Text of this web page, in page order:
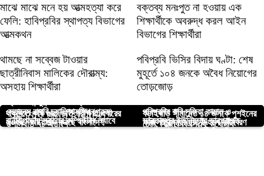
মাঝে মাঝে মনে হয় আত্মহত্যা করে
ফেলি: হাবিপ্রবির স্থাপত্য বিভাগের
আত্মকথন
বক্তব্য মনঃপুত না হওয়ায় এক
শিক্ষার্থীকে অবরুদ্ধ করল আইন
বিভাগের শিক্ষার্থীরা
থামছে না সব্বেজ টাওয়ার
ছাত্রীনিবাস মালিকের দৌরাত্ম্য:
অসহায় শিক্ষার্থীরা
পবিপ্রবি ভিসির বিদায় ঘণ্টা: শেষ
মুহূর্তে ১০৪ জনকে অবৈধ নিয়োগের
তোড়জোড়
আপনার জন্য নির্বাচিত
বাকৃবিতে কৃষি গুচ্ছ ভর্তি পরীক্ষায় এবারের
উপস্থিতি ৭৮ শতাংশ
বড়াইবাড়ি সীমান্তে ১৪ জনকে পুশইনের
চেষ্টা, বিজিবি-বিএসএফ মুখোমুখি
সেভেনস রাগবি চ্যাম্পিয়নশিপ (পুরুষ) –
২০২৫’ আয়োজন করছে বাংলাদেশ
পবিপ্রবির কবি সুফিয়া কামাল ও
ফজিলাতুন্নেছা ছাত্রী হলে নবীনবরণ
বানারীপাড়ায় স্কুলের কম্পিউটার ল্যাবে
চু*রির ঘটনায় গ্রেপ্তার-৪, ১৩টি
সন্তোষপুর ইউনিয়নের ভারপ্রাপ্ত
চেয়ারম্যান মো. জাহাঙ্গীর আলম